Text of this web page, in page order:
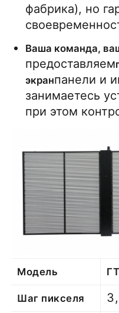
фабрика), но
Ваша команда,
предоставляем
экранпанели и
занимаетесь
при этом
Модель
Шаг пикселя